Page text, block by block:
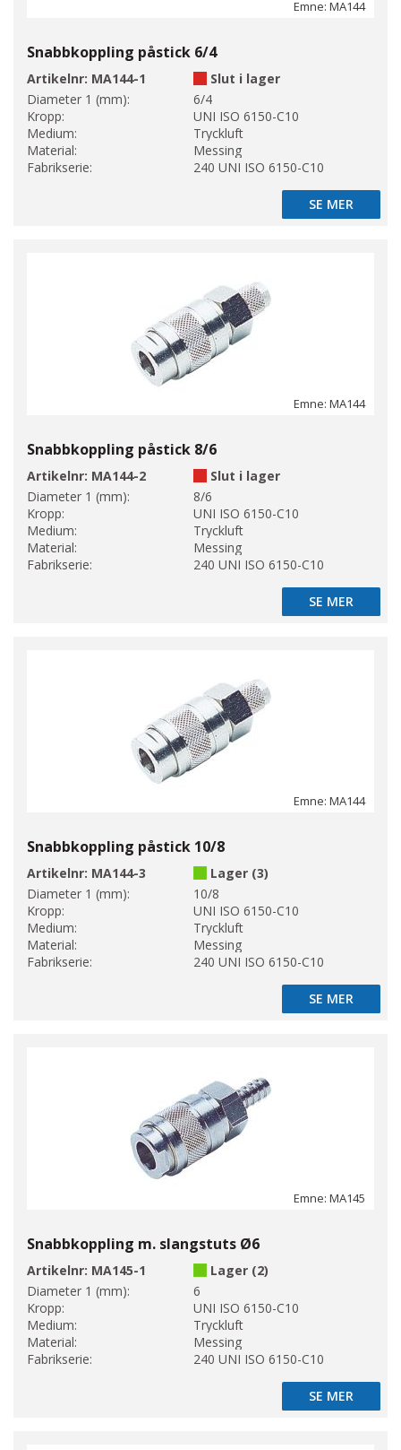
Emne: MA144
Snabbkoppling påstick 6/4
Artikelnr: MA144-1
Slut i lager
Diameter 1 (mm):
6/4
Kropp:
UNI ISO 6150-C10
Medium:
Tryckluft
Material:
Messing
Fabrikserie:
240 UNI ISO 6150-C10
SE MER
SE MER
Emne: MA144
Snabbkoppling påstick 8/6
Artikelnr: MA144-2
Slut i lager
Diameter 1 (mm):
8/6
Kropp:
UNI ISO 6150-C10
Medium:
Tryckluft
Material:
Messing
Fabrikserie:
240 UNI ISO 6150-C10
SE MER
SE MER
Emne: MA144
Snabbkoppling påstick 10/8
Artikelnr: MA144-3
Lager (3)
Diameter 1 (mm):
10/8
Kropp:
UNI ISO 6150-C10
Medium:
Tryckluft
Material:
Messing
Fabrikserie:
240 UNI ISO 6150-C10
SE MER
SE MER
Emne: MA145
Snabbkoppling m. slangstuts Ø6
Artikelnr: MA145-1
Lager (2)
Diameter 1 (mm):
6
Kropp:
UNI ISO 6150-C10
Medium:
Tryckluft
Material:
Messing
Fabrikserie:
240 UNI ISO 6150-C10
SE MER
SE MER